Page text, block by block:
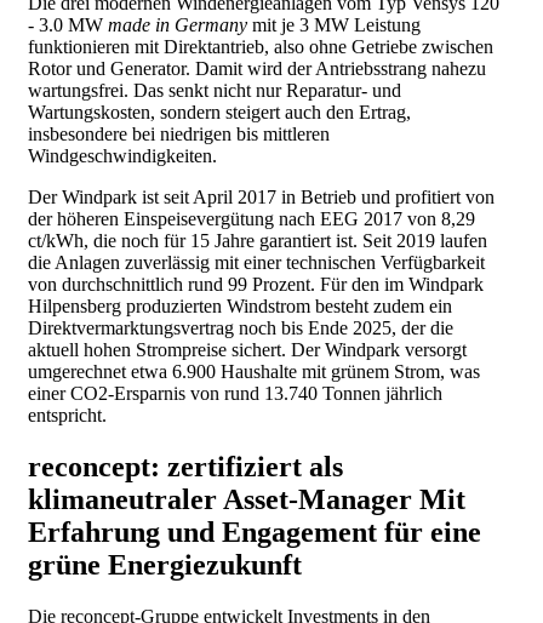
- 3.0 MWmade in Germany mit je 3 MW Leistung
funktionieren mit Direktantrieb, also ohne Getriebe zwischen
Rotor und Generator. Damit wird der Antriebsstrang nahezu
wartungsfrei. Das senkt nicht nur Reparatur- und
Wartungskosten, sondern steigert auch den Ertrag,
insbesondere bei niedrigen bis mittleren
Windgeschwindigkeiten.
Der Windpark ist seit April 2017 in Betrieb und profitiert von
der höheren Einspeisevergütung nach EEG 2017 von 8,29
ct/kWh, die noch für 15 Jahre garantiert ist. Seit 2019 laufen
die Anlagen zuverlässig mit einer technischen Verfügbarkeit
von durchschnittlich rund 99 Prozent. Für den im Windpark
Hilpensberg produzierten Windstrom besteht zudem ein
Direktvermarktungsvertrag noch bis Ende 2025, der die
aktuell hohen Strompreise sichert. Der Windpark versorgt
umgerechnet etwa 6.900 Haushalte mit grünem Strom, was
einer CO2-Ersparnis von rund 13.740 Tonnen jährlich
entspricht.
reconcept: zertifiziert als
klimaneutraler Asset-Manager Mit
Erfahrung und Engagement für eine
grüne Energiezukunft
Die reconcept-Gruppe entwickelt Investments in den